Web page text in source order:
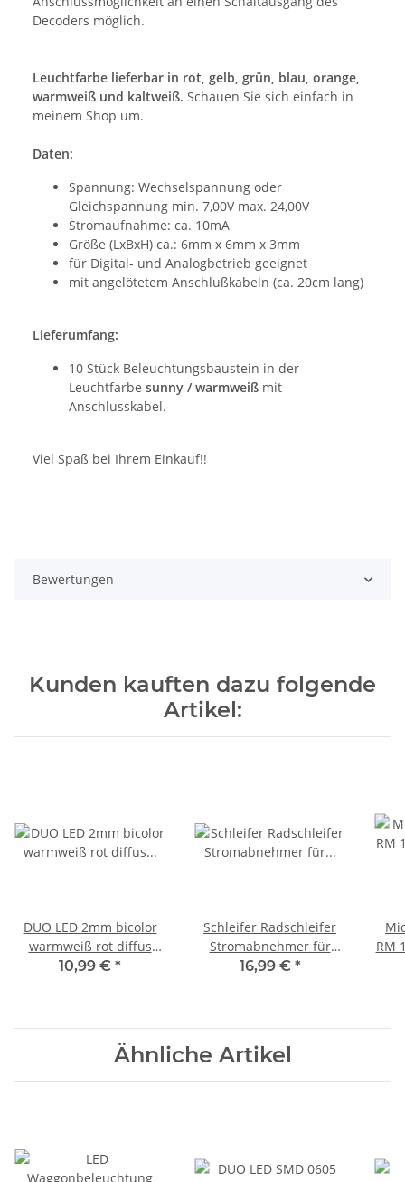
Decoders möglich.
Leuchtfarbe lieferbar in rot, gelb, grün, blau, orange,
warmweiß und kaltweiß. Schauen Sie sich einfach in
meinem Shop um.
Daten:
Spannung: Wechselspannung oder
Gleichspannung min. 7,00V max. 24,00V
Stromaufnahme: ca. 10mA
Größe (LxBxH) ca.: 6mm x 6mm x 3mm
für Digital- und Analogbetrieb geeignet
mit angelötetem Anschlußkabeln (ca. 20cm lang)
Lieferumfang:
10 Stück Beleuchtungsbaustein in der
Leuchtfarbe sunny / warmweiß mit
Anschlusskabel.
Viel Spaß bei Ihrem Einkauf!!
Bewertungen
Kunden kauften dazu folgende
Artikel:
DUO LED 2mm bicolor
warmweiß rot diffus
Lichtwechsel Loks
10,99 € *
Schleifer Radschleifer
Stromabnehmer für
Waggonbeleuchtung H0
16,99 € *
RM
Ähnliche Artikel